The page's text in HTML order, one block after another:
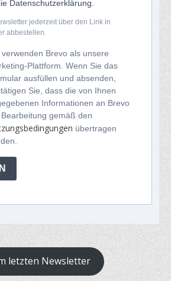
Datenschutzerklärung.
jederzeit über den Link in
abbestellen.
verwenden Brevo als unsere
Plattform. Wenn Sie das
ausfüllen und absenden,
Sie, dass die von Ihnen
Informationen an Brevo
gemäß den
übertragen
letzten Newsletter